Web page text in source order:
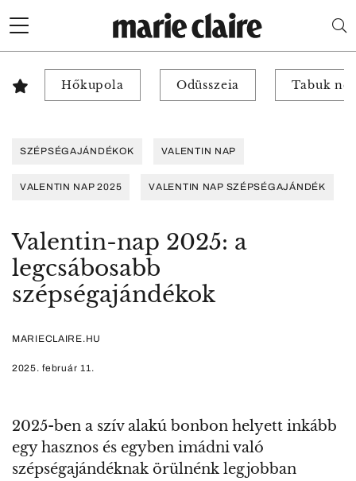
Hőkupola Odüsszeia Tabuk
SZÉPSÉGAJÁNDÉKOK VALENTIN NAP
VALENTIN NAP 2025 VALENTIN NAP SZÉPSÉGAJÁNDÉK
Valentin-nap 2025: a
legcsábosabb
szépségajándékok
MARIECLAIRE.HU
2025. február 11.
2025-ben a szív alakú bonbon helyett inkább
egy hasznos és egyben imádni való
szépségajándéknak örülnénk legjobban